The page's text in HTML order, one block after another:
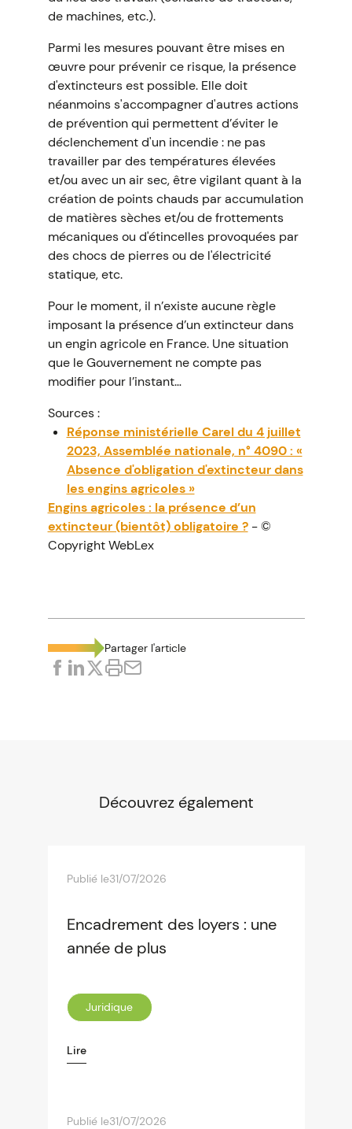
de machines, etc.).
Parmi les mesures pouvant être mises en
œuvre pour prévenir ce risque, la présence
d'extincteurs est possible. Elle doit
néanmoins s'accompagner d'autres actions
de prévention qui permettent d’éviter le
déclenchement d'un incendie : ne pas
travailler par des températures élevées
et/ou avec un air sec, être vigilant quant à la
création de points chauds par accumulation
de matières sèches et/ou de frottements
mécaniques ou d'étincelles provoquées par
des chocs de pierres ou de l'électricité
statique, etc.
Pour le moment, il n’existe aucune règle
imposant la présence d’un extincteur dans
un engin agricole en France. Une situation
que le Gouvernement ne compte pas
modifier pour l’instant…
Sources :
Réponse ministérielle Carel du 4 juillet
2023, Assemblée nationale, n° 4090 : «
Absence d'obligation d'extincteur dans
les engins agricoles »
Engins agricoles : la présence d’un
extincteur (bientôt) obligatoire ?- ©
Copyright WebLex
Partager l'article
Découvrez également
Publié le31/07/2026
Encadrement des loyers : une
année de plus
Juridique
Lire
Publié le31/07/2026